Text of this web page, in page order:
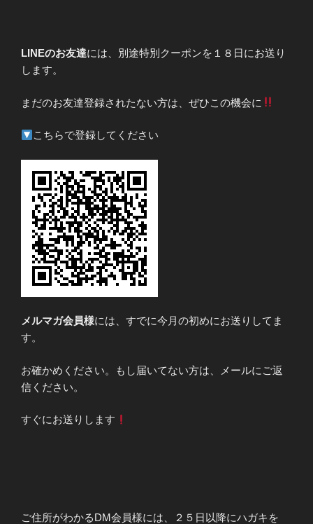
LINEのお友達には、別途特別クーポンを１８日にお送り
します。
まだのお友達登録されたない方は、ぜひこの機会に
こちらで登録してください
メルマガ会員様には、すでに今月の初めにお送りしてま
す。
お確かめください。もし届いてない方は、メールにご返
信ください。
すぐにお送りします
ご住所がわかるDM会員様には、２５日以降にハガキを